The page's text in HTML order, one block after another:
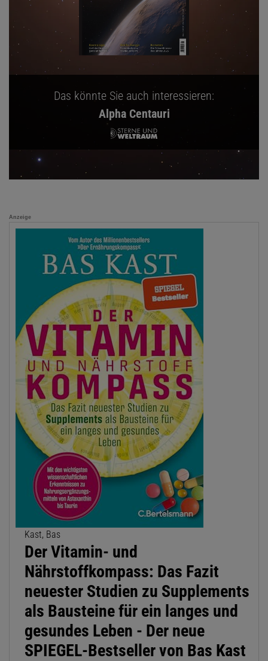
Das könnte Sie auch interessieren:
Alpha Centauri
Anzeige
Kast, Bas
Der Vitamin- und
Nährstoffkompass: Das Fazit
neuester Studien zu Supplements
als Bausteine für ein langes und
gesundes Leben - Der neue
SPIEGEL-Bestseller von Bas Kast